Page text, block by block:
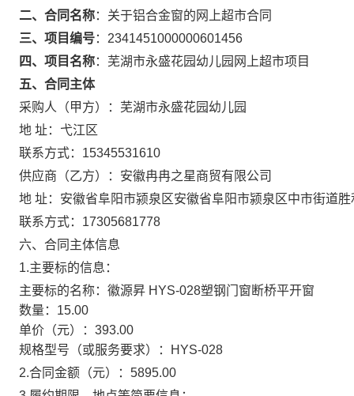
二、合同名称： 关于铝合金窗的网上超市合同
三、项目编号： 2341451000000601456
四、项目名称： 芜湖市永盛花园幼儿园网上超市项目
五、合同主体
采购人（甲方）： 芜湖市永盛花园幼儿园
地 址： 弋江区
联系方式： 15345531610
供应商（乙方）： 安徽冉冉之星商贸有限公司
地 址： 安徽省阜阳市颍泉区安徽省阜阳市颍泉区中市街道
联系方式： 17305681778
六、合同主体信息
1.主要标的信息：
主要标的名称： 徽源昇 HYS-028塑钢门窗断桥平开窗
数量： 15.00
单价（元）： 393.00
规格型号（或服务要求）：
HYS-028
2.合同金额（元）： 5895.00